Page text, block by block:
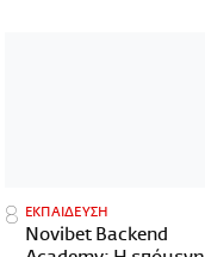
ΕΚΠΑΙΔΕΥΣΗ
Novibet Backend